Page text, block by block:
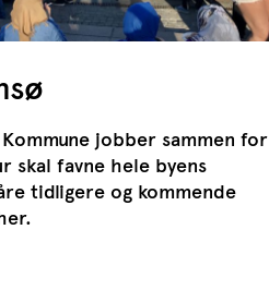
jobber sammen for
skal favne hele byens
tidligere og kommende